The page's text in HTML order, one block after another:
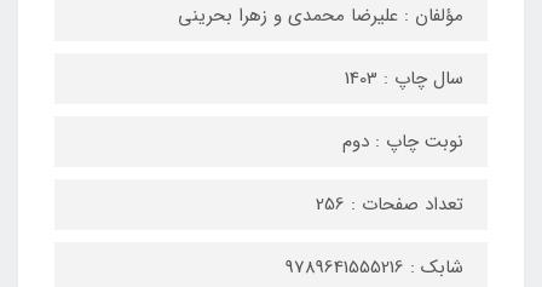
مؤلفان : علیرضا محمدی و زهرا بحرینی
سال چاپ : 1403
نوبت چاپ : دوم
تعداد صفحات : 256
شابک : 9789641555216